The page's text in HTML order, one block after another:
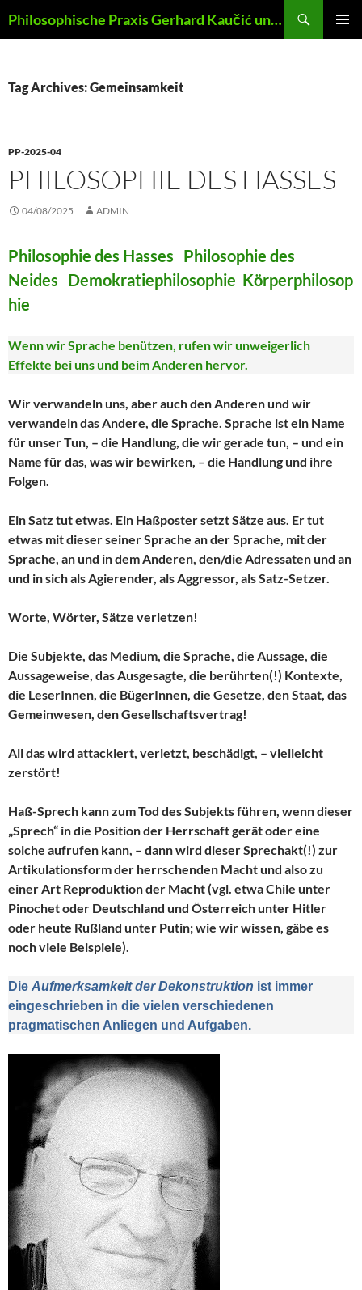
to
Philosophische Praxis Gerhard Kaučić und Anna Lydia Huber
Tag Archives: Gemeinsamkeit
PP-2025-04
PHILOSOPHIE DES HASSES
04/08/2025 ADMIN
Philosophie des Hasses Philosophie des
Neides Demokratiephilosophie Körperphilosop
hie
Wenn wir Sprache benützen, rufen wir unweigerlich
Effekte bei uns und beim Anderen hervor.
Wir verwandeln uns, aber auch den Anderen und wir
verwandeln das Andere, die Sprache. Sprache ist ein Name
für unser Tun, – die Handlung, die wir gerade tun, – und ein
Name für das, was wir bewirken, – die Handlung und ihre
Folgen.
Ein Satz tut etwas. Ein Haßposter setzt Sätze aus. Er tut
etwas mit dieser seiner Sprache an der Sprache, mit der
Sprache, an und in dem Anderen, den/die Adressaten und an
und in sich als Agierender, als Aggressor, als Satz-Setzer.
Worte, Wörter, Sätze verletzen!
Die Subjekte, das Medium, die Sprache, die Aussage, die
Aussageweise, das Ausgesagte, die berührten(!) Kontexte,
die LeserInnen, die BügerInnen, die Gesetze, den Staat, das
Gemeinwesen, den Gesellschaftsvertrag!
All das wird attackiert, verletzt, beschädigt, – vielleicht
zerstört!
Haß-Sprech kann zum Tod des Subjekts führen, wenn dieser
„Sprech“ in die Position der Herrschaft gerät oder eine
solche aufrufen kann, – dann wird dieser Sprechakt(!) zur
Artikulationsform der herrschenden Macht und also zu
einer Art Reproduktion der Macht (vgl. etwa Chile unter
Pinochet oder Deutschland und Österreich unter Hitler
oder heute Rußland unter Putin; wie wir wissen, gäbe es
noch viele Beispiele).
Die Aufmerksamkeit der Dekonstruktion ist immer
eingeschrieben in die vielen verschiedenen
pragmatischen Anliegen und Aufgaben.